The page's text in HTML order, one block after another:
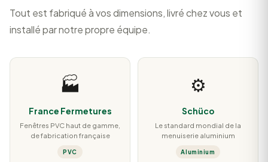
Tout est fabriqué à vos dimensions, livré chez vous et
installé par notre propre équipe.
🏭
France Fermetures
Fenêtres PVC haut de gamme,
de fabrication française
PVC
⚙️
Schüco
Le standard mondial de la
menuiserie aluminium
Aluminium